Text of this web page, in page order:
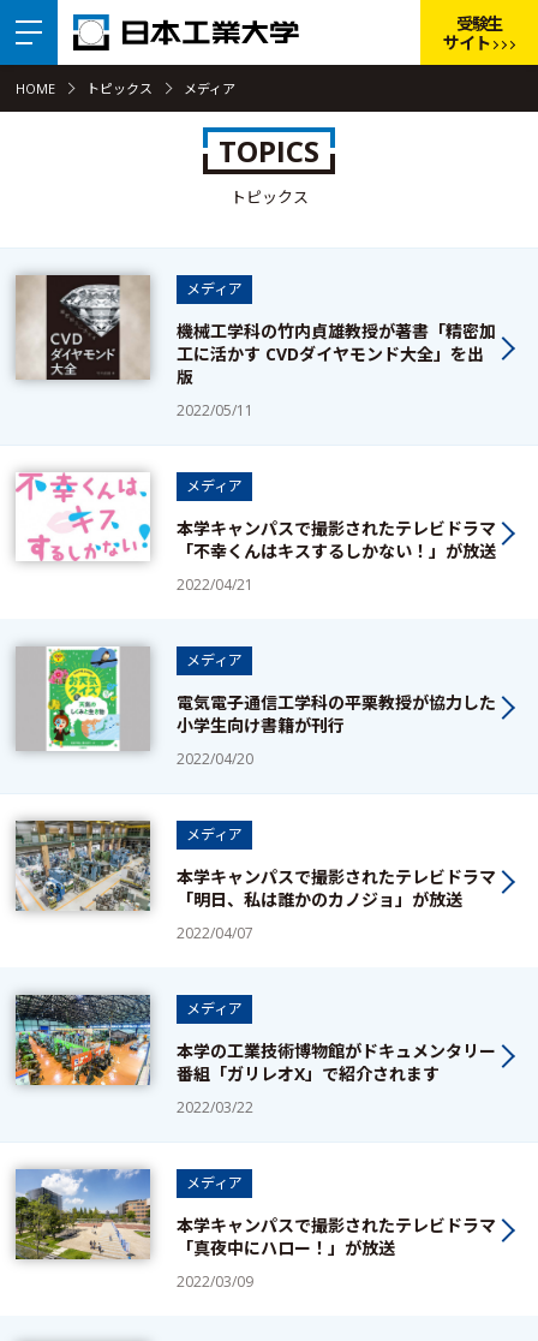
受験生
サイト
HOME トピックス メディア
TOPICS
トピックス
メディア
機械工学科の竹内貞雄教授が著書「精密加
工に活かす CVDダイヤモンド大全」を出
版
2022/05/11
メディア
本学キャンパスで撮影されたテレビドラマ
「不幸くんはキスするしかない！」が放送
2022/04/21
メディア
電気電子通信工学科の平栗教授が協力した
小学生向け書籍が刊行
2022/04/20
メディア
本学キャンパスで撮影されたテレビドラマ
「明日、私は誰かのカノジョ」が放送
2022/04/07
メディア
本学の工業技術博物館がドキュメンタリー
番組「ガリレオX」で紹介されます
2022/03/22
メディア
本学キャンパスで撮影されたテレビドラマ
「真夜中にハロー！」が放送
2022/03/09